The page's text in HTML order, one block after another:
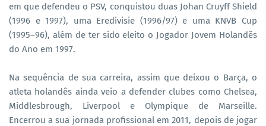
em que defendeu o PSV, conquistou duas Johan Cruyff Shield
(1996 e 1997), uma Eredivisie (1996/97) e uma KNVB Cup
(1995–96), além de ter sido eleito o Jogador Jovem Holandês
do Ano em 1997.
Na sequência de sua carreira, assim que deixou o Barça, o
atleta holandês ainda veio a defender clubes como Chelsea,
Middlesbrough, Liverpool e Olympique de Marseille.
Encerrou a sua jornada profissional em 2011, depois de jogar